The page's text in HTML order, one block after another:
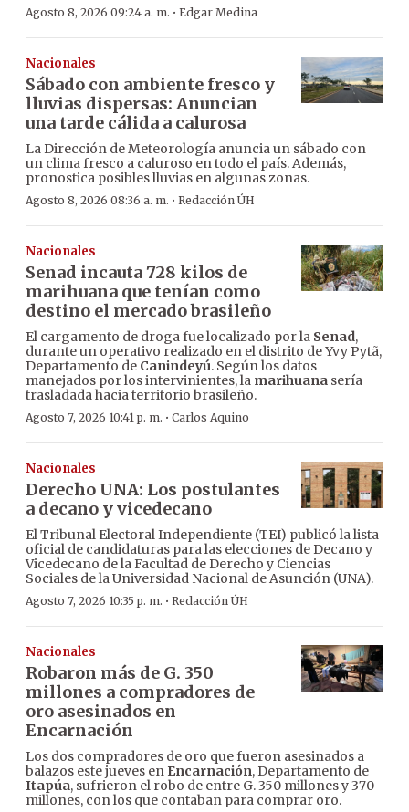
Agosto 8, 2026 09:24 a. m. · Edgar Medina
Nacionales
Sábado con ambiente fresco y
lluvias dispersas: Anuncian
una tarde cálida a calurosa
La Dirección de Meteorología anuncia un sábado con
un clima fresco a caluroso en todo el país. Además,
pronostica posibles lluvias en algunas zonas.
Agosto 8, 2026 08:36 a. m. · Redacción ÚH
Nacionales
Senad incauta 728 kilos de
marihuana que tenían como
destino el mercado brasileño
El cargamento de droga fue localizado por la Senad,
durante un operativo realizado en el distrito de Yvy Pytã,
Departamento de Canindeyú. Según los datos
manejados por los intervinientes, la marihuana sería
trasladada hacia territorio brasileño.
Agosto 7, 2026 10:41 p. m. · Carlos Aquino
Nacionales
Derecho UNA: Los postulantes
a decano y vicedecano
El Tribunal Electoral Independiente (TEI) publicó la lista
oficial de candidaturas para las elecciones de Decano y
Vicedecano de la Facultad de Derecho y Ciencias
Sociales de la Universidad Nacional de Asunción (UNA).
Agosto 7, 2026 10:35 p. m. · Redacción ÚH
Nacionales
Robaron más de G. 350
millones a compradores de
oro asesinados en
Encarnación
Los dos compradores de oro que fueron asesinados a
balazos este jueves en Encarnación, Departamento de
Itapúa, sufrieron el robo de entre G. 350 millones y 370
millones, con los que contaban para comprar oro.